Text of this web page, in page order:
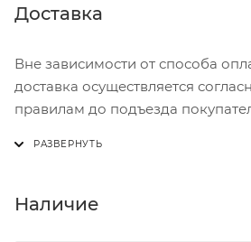
Доставка
Вне зависимости от способа
доставка осуществляется
правилам до подъезда
В субботу с 8:00 до 15:00
Наличие